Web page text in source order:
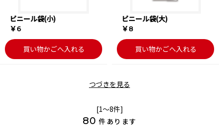
ビニール袋(小)
￥6
買い物かごへ入れる
ビニール袋(大)
￥8
買い物かごへ入れる
つづきを見る
[1～8件]
80 件あります